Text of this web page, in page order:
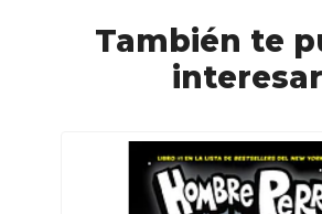
También te
interesar